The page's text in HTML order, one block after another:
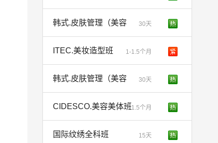
韩式.皮肤管理（美容 30天
ITEC.美妆造型班 1-1.5个月
韩式.皮肤管理（美容 30天
CIDESCO.美容美体班1-1.5个月
国际纹绣全科班 15天